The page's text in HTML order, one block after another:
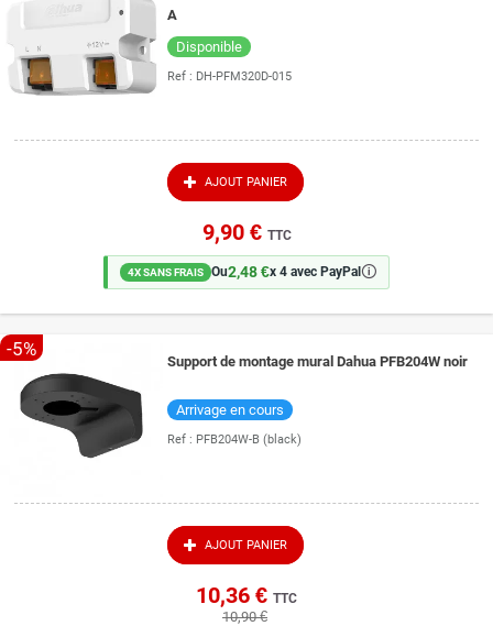
A
Disponible
Ref : DH-PFM320D-015
AJOUT PANIER
9,90 € TTC
4X SANS FRAIS Ou2,48 €x 4 avec PayPal 🛈
-5%
Support de montage mural Dahua PFB204W noir
Arrivage en cours
Ref : PFB204W-B (black)
AJOUT PANIER
10,36 € TTC
10,90 €